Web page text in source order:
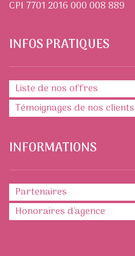
CPI 7701 2016 000 008 889
INFOS PRATIQUES
Liste de nos offres
Témoignages de nos clients
INFORMATIONS
Partenaires
Honoraires d'agence